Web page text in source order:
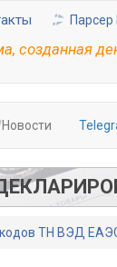
созданная
Новости
ТН ВЭД